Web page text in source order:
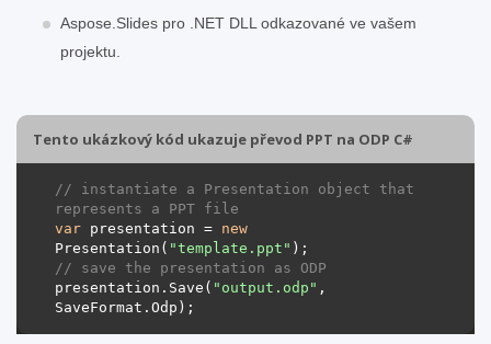
Aspose.Slides pro .NET DLL odkazované ve vašem
projektu.
Tento ukázkový kód ukazuje převod PPT na ODP C#
// instantiate a Presentation object that
represents a PPT file
var presentation = new
Presentation( "template.ppt"
// save the presentation as ODP
presentation.Save( "output.odp" ,